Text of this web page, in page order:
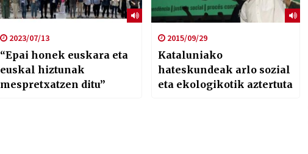
2023/07/13
“Epai honek euskara eta
euskal hiztunak
mespretxatzen ditu”
2015/09/29
Kataluniako
hateskundeak arlo sozial
eta ekologikotik aztertuta